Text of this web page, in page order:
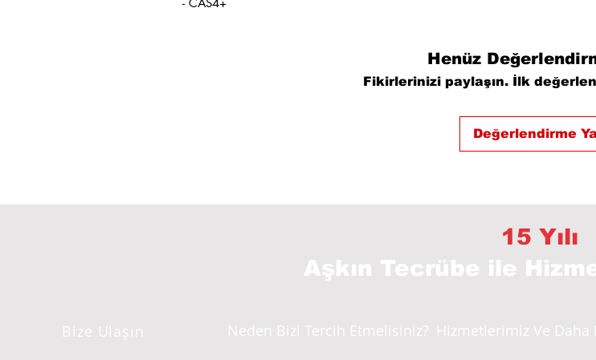
Henüz
Fikirlerinizi paylaşın. İlk
Değerlendirme
15 Yılı
Aşkın Tecrübe ile
Bize Ulaşın Neden Bizi Tercih Etmelisiniz? Hizmetlerimiz Ve Daha